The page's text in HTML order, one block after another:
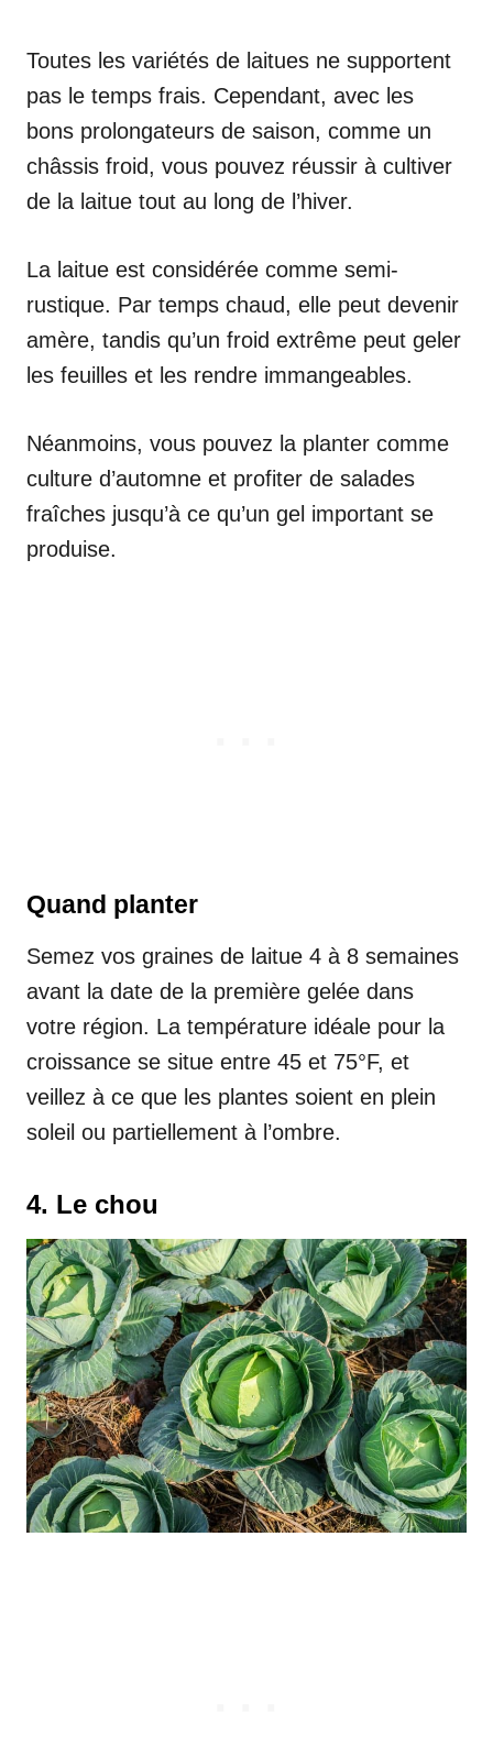
Toutes les variétés de laitues ne supportent
pas le temps frais. Cependant, avec les
bons prolongateurs de saison, comme un
châssis froid, vous pouvez réussir à cultiver
de la laitue tout au long de l’hiver.
La laitue est considérée comme semi-
rustique. Par temps chaud, elle peut devenir
amère, tandis qu’un froid extrême peut geler
les feuilles et les rendre immangeables.
Néanmoins, vous pouvez la planter comme
culture d’automne et profiter de salades
fraîches jusqu’à ce qu’un gel important se
produise.
Quand planter
Semez vos graines de laitue 4 à 8 semaines
avant la date de la première gelée dans
votre région. La température idéale pour la
croissance se situe entre 45 et 75°F, et
veillez à ce que les plantes soient en plein
soleil ou partiellement à l’ombre.
4. Le chou